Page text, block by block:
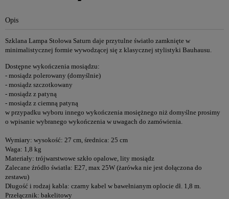
Opis
Szklana Lampa Stołowa Saturn daje przytulne światło zamknięte w
minimalistycznej formie wywodzącej się z klasycznej stylistyki Bauhausu.
Dostępne wykończenia mosiądzu:
- mosiądz polerowany (domyślnie)
- mosiądz szczotkowany
- mosiądz z patyną
- mosiądz z ciemną patyną
w przypadku wyboru innego wykończenia mosiężnego niż domyślne prosimy
o wpisanie wybranego wykończenia w uwagach do zamówienia.
Wymiary: wysokość: 27 cm, średnica: 25 cm
Waga: 1,8 kg
Materiały: trójwarstwowe szkło opalowe, lity mosiądz
Zalecane źródło światła: E27, max 25W (żarówka nie jest dołączona do
zestawu)
Długość i rodzaj kabla: czarny kabel w bawełnianym oplocie dł. 1,8 m.
Przełącznik: bakelitowy